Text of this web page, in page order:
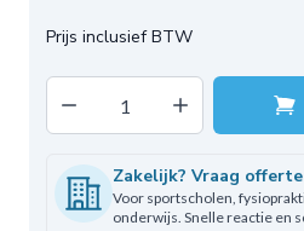
Decrease quantityIncrease
Zakelijk? Vraag
Voor sportscholen,
onderwijs. Snelle reactie en